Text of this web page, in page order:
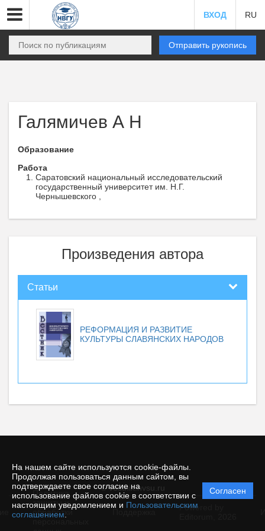
На нашем сайте используются cookie-файлы.
Продолжая пользоваться данным сайтом, вы
подтверждаете свое согласие на
использование файлов cookie в соответствии с
настоящим уведомлением и Пользовательским
соглашением
Согласен
ВХОД RU
Отправить рукопись
Галямичев А Н
Образование
Работа
Саратовский национальный исследовательский
государственный университет им. Н.Г.
Чернышевского ,
Произведения автора
Статьи
РЕФОРМАЦИЯ И РАЗВИТИЕ
КУЛЬТУРЫ СЛАВЯНСКИХ НАРОДОВ
© vestnik.nvsu.ru
Политика
защиты и
обработки
Powered by